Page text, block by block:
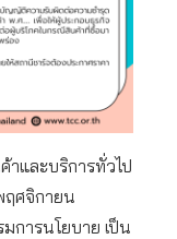
และบริการทั่วไป
ศจิกายน
การนโยบาย เป็น